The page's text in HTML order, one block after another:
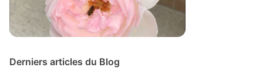
Derniers articles du Blog